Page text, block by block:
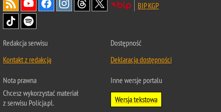
BIP KGP
Redakcja serwisu
Kontakt z redakcją
Dostępność
Deklaracja dostępności
Nota prawna
Chcesz wykorzystać materiał
z serwisu Policja.pl.
Inne wersje portalu
Wersja tekstowa